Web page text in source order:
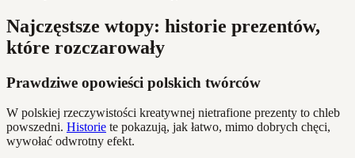
Najczęstsze wtopy: historie prezentów,
które rozczarowały
Prawdziwe opowieści polskich twórców
W polskiej rzeczywistości kreatywnej nietrafione prezenty to chleb
powszedni. Historie te pokazują, jak łatwo, mimo dobrych chęci,
wywołać odwrotny efekt.